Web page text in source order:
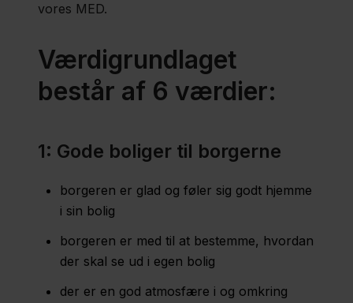
vores MED.
Værdigrundlaget
består af 6 værdier:
1: Gode boliger til borgerne
borgeren er glad og føler sig godt hjemme
i sin bolig
borgeren er med til at bestemme, hvordan
der skal se ud i egen bolig
der er en god atmosfære i og omkring